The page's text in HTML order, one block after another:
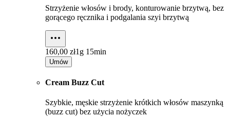
Strzyżenie włosów i brody, konturowanie brzytwą, bez
gorącego ręcznika i podgalania szyi brzytwą
160,00 zł1g 15min
Umów
Cream Buzz Cut
Szybkie, męskie strzyżenie krótkich włosów maszynką
(buzz cut) bez użycia nożyczek